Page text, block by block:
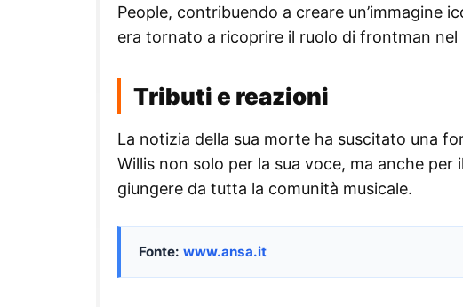
People, contribuendo a creare un’immagine
era tornato a ricoprire il ruolo di frontman nel
Tributi e reazioni
La notizia della sua morte ha suscitato una
Willis non solo per la sua voce, ma anche
giungere da tutta la comunità musicale.
Fonte: www.ansa.it